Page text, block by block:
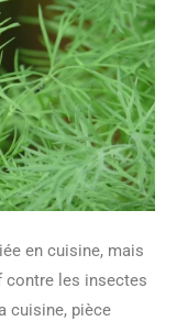
en cuisine, mais
contre les insectes
cuisine, pièce